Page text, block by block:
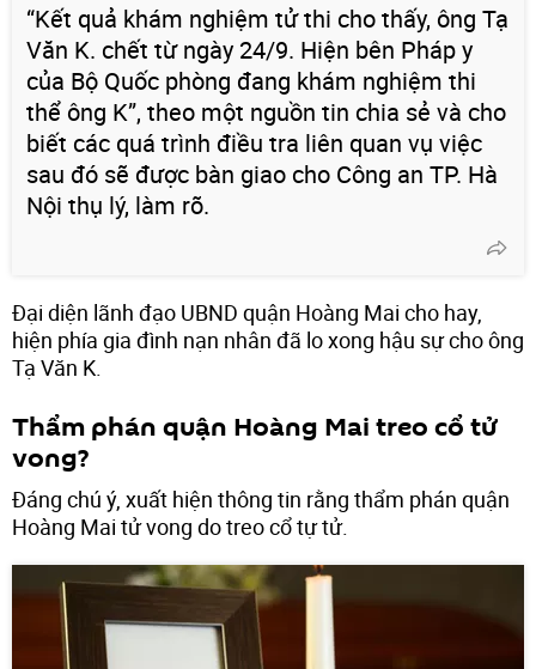
“Kết quả khám nghiệm tử thi cho thấy, ông Tạ
Văn K. chết từ ngày 24/9. Hiện bên Pháp y
của Bộ Quốc phòng đang khám nghiệm thi
thể ông K”, theo một nguồn tin chia sẻ và cho
biết các quá trình điều tra liên quan vụ việc
sau đó sẽ được bàn giao cho Công an TP. Hà
Nội thụ lý, làm rõ.
Đại diện lãnh đạo UBND quận Hoàng Mai cho hay,
hiện phía gia đình nạn nhân đã lo xong hậu sự cho ông
Tạ Văn K.
Thẩm phán quận Hoàng Mai treo cổ tử
vong?
Đáng chú ý, xuất hiện thông tin rằng thẩm phán quận
Hoàng Mai tử vong do treo cổ tự tử.